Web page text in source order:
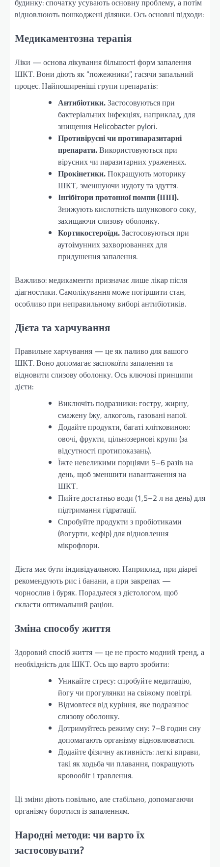
будинку: спочатку усувають основну проблему, а потім
відновлюють пошкоджені ділянки. Ось основні підходи:
Медикаментозна терапія
Ліки — основа лікування більшості форм запалення
ШКТ. Вони діють як “пожежники”, гасячи запальний
процес. Найпоширеніші групи препаратів:
Антибіотики.Застосовуються при
бактеріальних інфекціях, наприклад, для
знищення Helicobacter pylori.
Противірусні чи протипаразитарні
препарати.Використовуються при
вірусних чи паразитарних ураженнях.
Прокінетики.Покращують моторику
ШКТ, зменшуючи нудоту та здуття.
Інгібітори протонної помпи (ІПП).
Знижують кислотність шлункового соку,
захищаючи слизову оболонку.
Кортикостероїди.Застосовуються при
аутоімунних захворюваннях для
придушення запалення.
Важливо: медикаменти призначає лише лікар після
діагностики. Самолікування може погіршити стан,
особливо при неправильному виборі антибіотиків.
Дієта та харчування
Правильне харчування — це як паливо для вашого
ШКТ. Воно допомагає заспокоїти запалення та
відновити слизову оболонку. Ось ключові принципи
дієти:
Виключіть подразники: гостру, жирну,
смажену їжу, алкоголь, газовані напої.
Додайте продукти, багаті клітковиною:
овочі, фрукти, цільнозернові крупи (за
відсутності протипоказань).
Їжте невеликими порціями 5–6 разів на
день, щоб зменшити навантаження на
ШКТ.
Пийте достатньо води (1,5–2 л на день) для
підтримання гідратації.
Спробуйте продукти з пробіотиками
(йогурти, кефір) для відновлення
мікрофлори.
Дієта має бути індивідуальною. Наприклад, при діареї
рекомендують рис і банани, а при закрепах —
чорнослив і буряк. Порадьтеся з дієтологом, щоб
скласти оптимальний раціон.
Зміна способу життя
Здоровий спосіб життя — це не просто модний тренд, а
необхідність для ШКТ. Ось що варто зробити:
Уникайте стресу: спробуйте медитацію,
йогу чи прогулянки на свіжому повітрі.
Відмовтеся від куріння, яке подразнює
слизову оболонку.
Дотримуйтесь режиму сну: 7–8 годин сну
допомагають організму відновлюватися.
Додайте фізичну активність: легкі вправи,
такі як ходьба чи плавання, покращують
кровообіг і травлення.
Ці зміни діють повільно, але стабільно, допомагаючи
організму боротися із запаленням.
Народні методи: чи варто їх
застосовувати?